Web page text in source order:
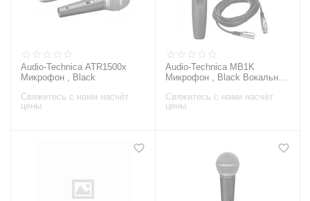
Audio-Technica ATR1500x
Микрофон , Black
Свяжитесь с нами насчёт
цены
Audio-Technica MB1K
Микрофон , Black Вокальный
Свяжитесь с нами насчёт
цены